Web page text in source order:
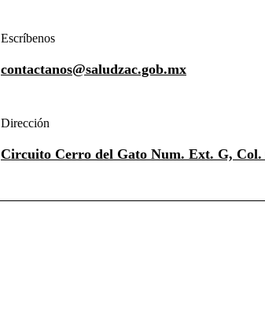
contactanos@saludzac.gob.mx
Escríbenos
Circuito Cerro del Gato Num. Ext. G, Col.
Dirección